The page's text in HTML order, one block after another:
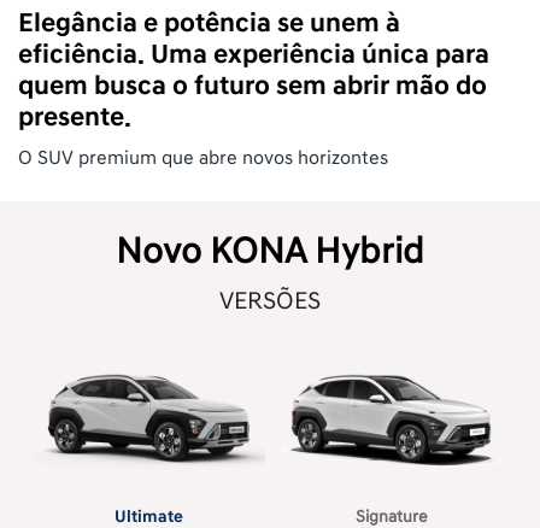
Elegância e potência se unem à
eficiência. Uma experiência única para
quem busca o futuro sem abrir mão do
presente.
O SUV premium que abre novos horizontes
Novo KONA Hybrid
VERSÕES
Ultimate Signature